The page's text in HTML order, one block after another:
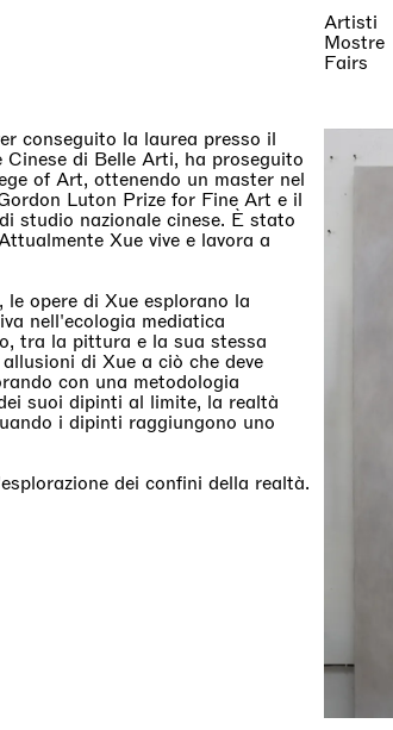
Artisti
Mostre
Fairs
conseguito la laurea presso il
di Belle Arti, ha proseguito
of Art, ottenendo un master nel
Luton Prize for Fine Art e il
studio nazionale cinese. È stato
Xue vive e lavora a
opere di Xue esplorano la
nell'ecologia mediatica
tra la pittura e la sua stessa
di Xue a ciò che deve
con una metodologia
suoi dipinti al limite, la realtà
i dipinti raggiungono uno
dei confini della realtà.